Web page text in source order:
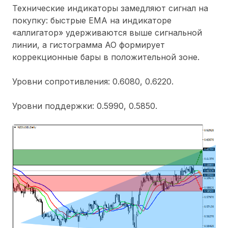
Технические индикаторы замедляют сигнал на
покупку: быстрые ЕМА на индикаторе
«аллигатор» удерживаются выше сигнальной
линии, а гистограмма АО формирует
коррекционные бары в положительной зоне.
Уровни сопротивления: 0.6080, 0.6220.
Уровни поддержки: 0.5990, 0.5850.